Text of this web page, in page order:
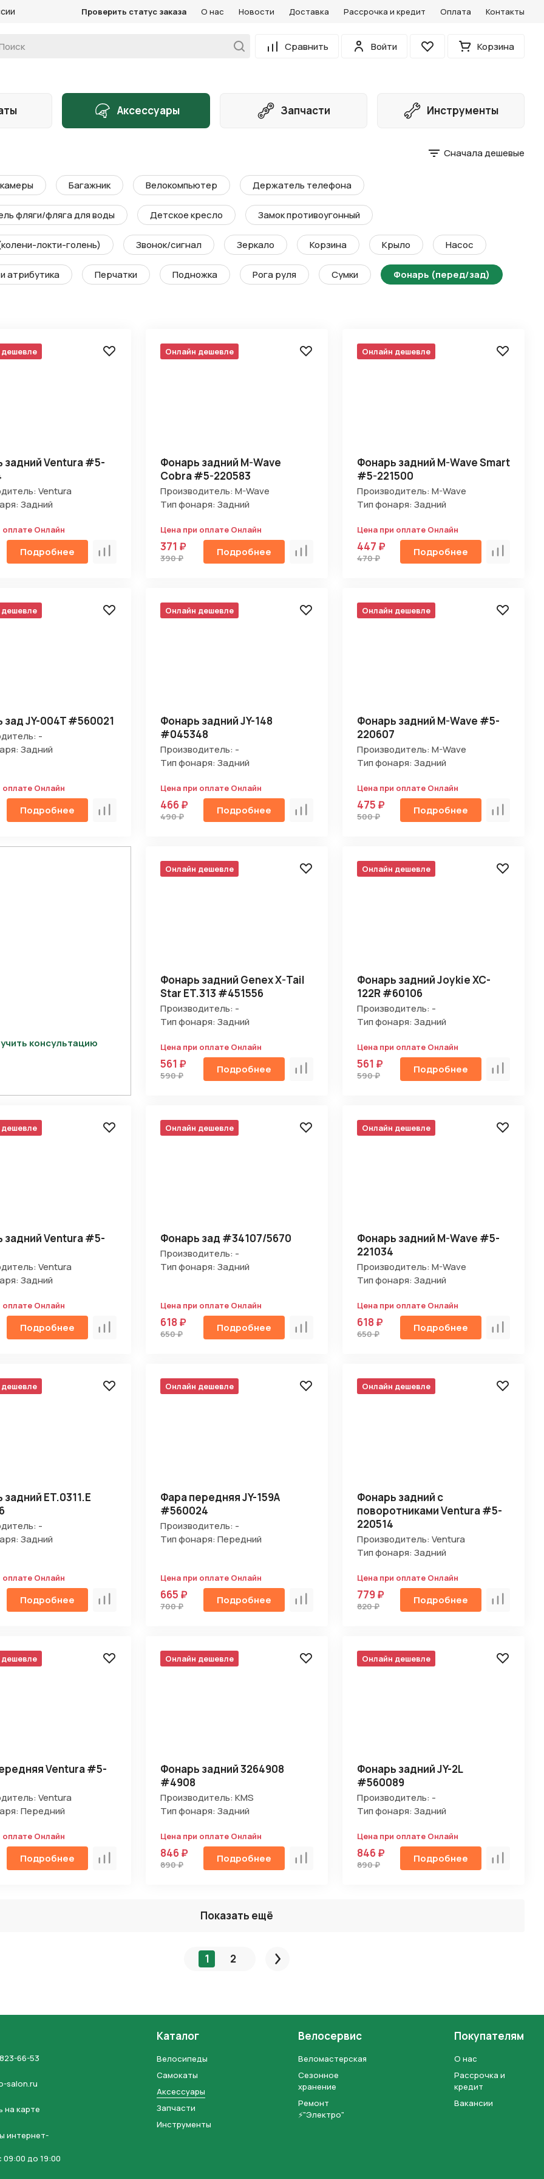
Проверить статус заказа О нас Новости Доставка Рассрочка и кредит Оплата Контакты
Сравнить
Войти
Избранное Корзина
Аксессуары Запчасти Инструменты
Сначала дешевые
Багажник Велокомпьютер Держатель телефона
фляги/фляга для воды Детское кресло Замок противоугонный
локти-голень) Звонок/сигнал Зеркало Корзина Крыло Насос
атрибутика Перчатки Подножка Рога руля Сумки Фонарь (перед/зад)
задний Ventura #5-
Ventura
Задний
оплате Онлайн
Подробнее Сравнить
Онлайн дешевле
Фонарь задний M-Wave
Cobra #5-220583
Производитель: M-Wave
Тип фонаря: Задний
Цена при оплате Онлайн
371 ₽
390 ₽ Подробнее Сравнить
Онлайн дешевле
Фонарь задний M-Wave Smart
#5-221500
Производитель: M-Wave
Тип фонаря: Задний
Цена при оплате Онлайн
447 ₽
470 ₽ Подробнее Сравнить
зад JY-004T #560021
-
Задний
оплате Онлайн
Подробнее Сравнить
Онлайн дешевле
Фонарь задний JY-148
#045348
Производитель: -
Тип фонаря: Задний
Цена при оплате Онлайн
466 ₽
490 ₽ Подробнее Сравнить
Онлайн дешевле
Фонарь задний M-Wave #5-
220607
Производитель: M-Wave
Тип фонаря: Задний
Цена при оплате Онлайн
475 ₽
500 ₽ Подробнее Сравнить
консультацию
Онлайн дешевле
Фонарь задний Genex X-Tail
Star ET.313 #451556
Производитель: -
Тип фонаря: Задний
Цена при оплате Онлайн
561 ₽
590 ₽ Подробнее Сравнить
Онлайн дешевле
Фонарь задний Joykie XC-
122R #60106
Производитель: -
Тип фонаря: Задний
Цена при оплате Онлайн
561 ₽
590 ₽ Подробнее Сравнить
задний Ventura #5-
Ventura
Задний
оплате Онлайн
Подробнее Сравнить
Онлайн дешевле
Фонарь зад #34107/5670
Производитель: -
Тип фонаря: Задний
Цена при оплате Онлайн
618 ₽
650 ₽ Подробнее Сравнить
Онлайн дешевле
Фонарь задний M-Wave #5-
221034
Производитель: M-Wave
Тип фонаря: Задний
Цена при оплате Онлайн
618 ₽
650 ₽ Подробнее Сравнить
ET.0311.E
-
Задний
оплате Онлайн
Подробнее Сравнить
Онлайн дешевле
Фара передняя JY-159A
#560024
Производитель: -
Тип фонаря: Передний
Цена при оплате Онлайн
665 ₽
700 ₽ Подробнее Сравнить
Онлайн дешевле
Фонарь задний с
поворотниками Ventura #5-
220514
Производитель: Ventura
Тип фонаря: Задний
Цена при оплате Онлайн
779 ₽
820 ₽ Подробнее Сравнить
Ventura #5-
Ventura
Передний
оплате Онлайн
Подробнее Сравнить
Онлайн дешевле
Фонарь задний 3264908
#4908
Производитель: KMS
Тип фонаря: Задний
Цена при оплате Онлайн
846 ₽
890 ₽ Подробнее Сравнить
Онлайн дешевле
Фонарь задний JY-2L
#560089
Производитель: -
Тип фонаря: Задний
Цена при оплате Онлайн
846 ₽
890 ₽ Подробнее Сравнить
Показать ещё
1 2 След.
66-53
salon.ru
на карте
интернет-
до 19:00
Каталог
Велосипеды
Самокаты
Аксессуары
Запчасти
Инструменты
Велосервис
Веломастерская
Сезонное
хранение
Ремонт
⚡"Электро"
Покупателям
О нас
Рассрочка и
кредит
Вакансии
кнопку “Отправить заявку”, вы даетесогласие на обработку
данных и соглашаетесь с политикой конфиденциальности